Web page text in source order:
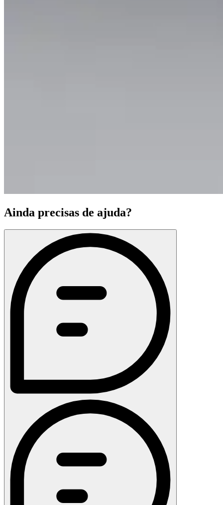
Ainda precisas de ajuda?